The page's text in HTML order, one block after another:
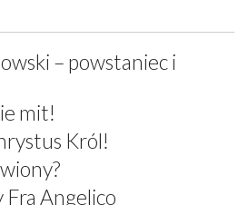
– powstaniec i
mit!
Król!
Fra Angelico